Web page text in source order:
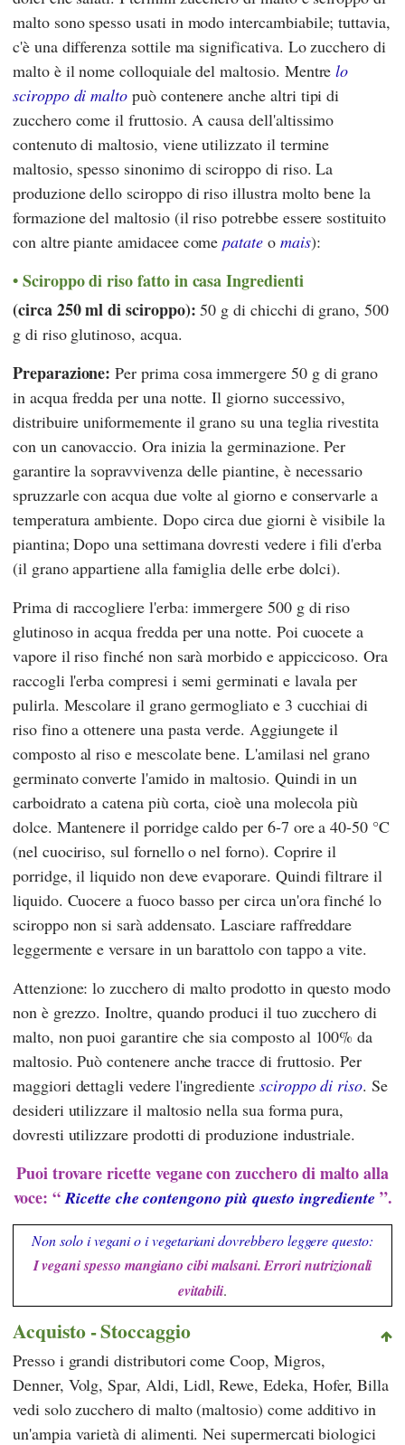
malto sono spesso usati in modo intercambiabile; tuttavia,
c'è una differenza sottile ma significativa. Lo zucchero di
malto è il nome colloquiale del maltosio. Mentrelo
sciroppo di malto può contenere anche altri tipi di
zucchero come il fruttosio. A causa dell'altissimo
contenuto di maltosio, viene utilizzato il termine
maltosio, spesso sinonimo di sciroppo di riso. La
produzione dello sciroppo di riso illustra molto bene la
formazione del maltosio (il riso potrebbe essere sostituito
con altre piante amidacee comepatate o mais):
Sciroppo di riso fatto in casa Ingredienti
(circa 250 ml di sciroppo): 50 g di chicchi di grano, 500
g di riso glutinoso, acqua.
Preparazione: Per prima cosa immergere 50 g di grano
in acqua fredda per una notte. Il giorno successivo,
distribuire uniformemente il grano su una teglia rivestita
con un canovaccio. Ora inizia la germinazione. Per
garantire la sopravvivenza delle piantine, è necessario
spruzzarle con acqua due volte al giorno e conservarle a
temperatura ambiente. Dopo circa due giorni è visibile la
piantina; Dopo una settimana dovresti vedere i fili d'erba
(il grano appartiene alla famiglia delle erbe dolci).
Prima di raccogliere l'erba: immergere 500 g di riso
glutinoso in acqua fredda per una notte. Poi cuocete a
vapore il riso finché non sarà morbido e appiccicoso. Ora
raccogli l'erba compresi i semi germinati e lavala per
pulirla. Mescolare il grano germogliato e 3 cucchiai di
riso fino a ottenere una pasta verde. Aggiungete il
composto al riso e mescolate bene. L'amilasi nel grano
germinato converte l'amido in maltosio. Quindi in un
carboidrato a catena più corta, cioè una molecola più
dolce. Mantenere il porridge caldo per 6-7 ore a 40-50 °C
(nel cuociriso, sul fornello o nel forno). Coprire il
porridge, il liquido non deve evaporare. Quindi filtrare il
liquido. Cuocere a fuoco basso per circa un'ora finché lo
sciroppo non si sarà addensato. Lasciare raffreddare
leggermente e versare in un barattolo con tappo a vite.
Attenzione: lo zucchero di malto prodotto in questo modo
non è grezzo. Inoltre, quando produci il tuo zucchero di
malto, non puoi garantire che sia composto al 100% da
maltosio. Può contenere anche tracce di fruttosio. Per
maggiori dettagli vedere l'ingrediente sciroppo di riso. Se
desideri utilizzare il maltosio nella sua forma pura,
dovresti utilizzare prodotti di produzione industriale.
Puoi trovare ricette vegane con zucchero di malto alla
voce: “Ricette che contengono più questo ingrediente ”.
Non solo i vegani o i vegetariani dovrebbero leggere questo:
I vegani spesso mangiano cibi malsani. Errori nutrizionali
evitabili.
Acquisto - Stoccaggio
Presso i grandi distributori comeCoop, Migros,
Denner, Volg,Spar, Aldi, Lidl,Rewe,Edeka, Hofer,Billa
vedi solo zucchero di malto (maltosio) come additivo in
un'ampia varietà di alimenti. Nei supermercati biologici